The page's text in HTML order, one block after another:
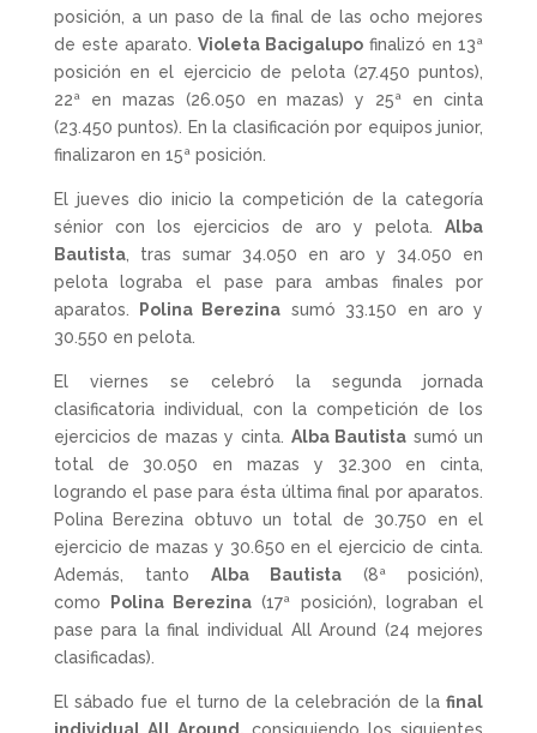
posición, a un paso de la final de las ocho mejores
de este aparato. Violeta Bacigalupo finalizó en 13ª
posición en el ejercicio de pelota (27.450 puntos),
22ª en mazas (26.050 en mazas) y 25ª en cinta
(23.450 puntos). En la clasificación por equipos junior,
finalizaron en 15ª posición.
El jueves dio inicio la competición de la categoría
sénior con los ejercicios de aro y pelota.Alba
Bautista, tras sumar 34.050 en aro y 34.050 en
pelota lograba el pase para ambas finales por
aparatos.
Polina Berezina sumó 33.150 en aro y
30.550 en pelota.
El viernes se celebró la segunda jornada
clasificatoria individual, con la competición de los
ejercicios de mazas y cinta. Alba Bautista sumó un
total de 30.050 en mazas y 32.300 en cinta,
logrando el pase para ésta última final por aparatos.
Polina Berezina obtuvo un total de 30.750 en el
ejercicio de mazas y 30.650 en el ejercicio de cinta.
Además, tanto Alba Bautista (8ª posición),
como
Polina Berezina (17ª posición), lograban el
pase para la final individual All Around (24 mejores
clasificadas).
El sábado fue el turno de la celebración de lafinal
individual All Around, consiguiendo los siguientes